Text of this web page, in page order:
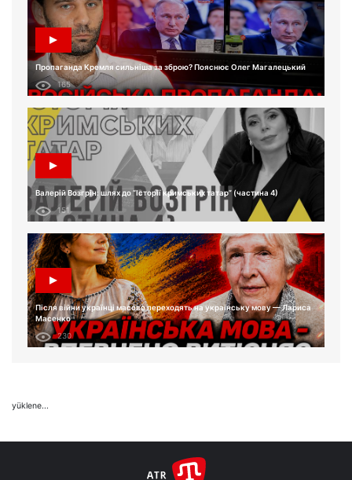
Пропаганда Кремля сильніша за зброю? Пояснює Олег Магалецький
165
Валерій Возгрін: шлях до “Історії кримських татар” (частина 4)
151
Після війни українці масово переходять на українську мову — Лариса
Масенко
230
yüklene...